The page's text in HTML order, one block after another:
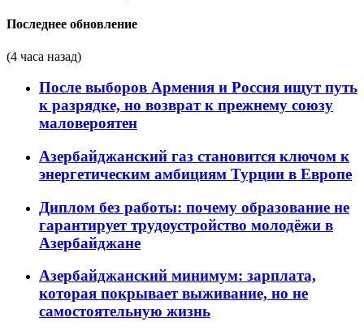
Последнее обновление
(4 часа назад)
После выборов Армения и Россия ищут путь
к разрядке, но возврат к прежнему союзу
маловероятен
Азербайджанский газ становится ключом к
энергетическим амбициям Турции в Европе
Диплом без работы: почему образование не
гарантирует трудоустройство молодёжи в
Азербайджане
Азербайджанский минимум: зарплата,
которая покрывает выживание, но не
самостоятельную жизнь